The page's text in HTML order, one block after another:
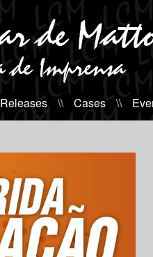
Releases \\ Cases \\